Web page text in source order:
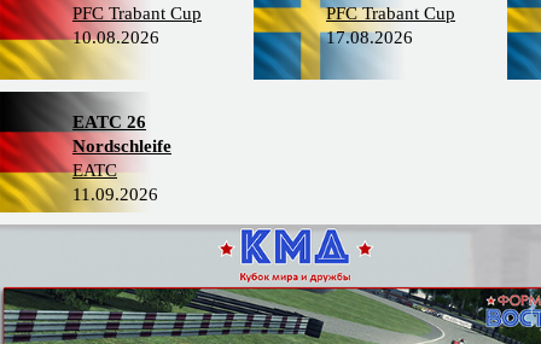
PFC Trabant Cup
10.08.2026
PFC Trabant Cup
17.08.2026
EATC 26
Nordschleife
EATC
11.09.2026